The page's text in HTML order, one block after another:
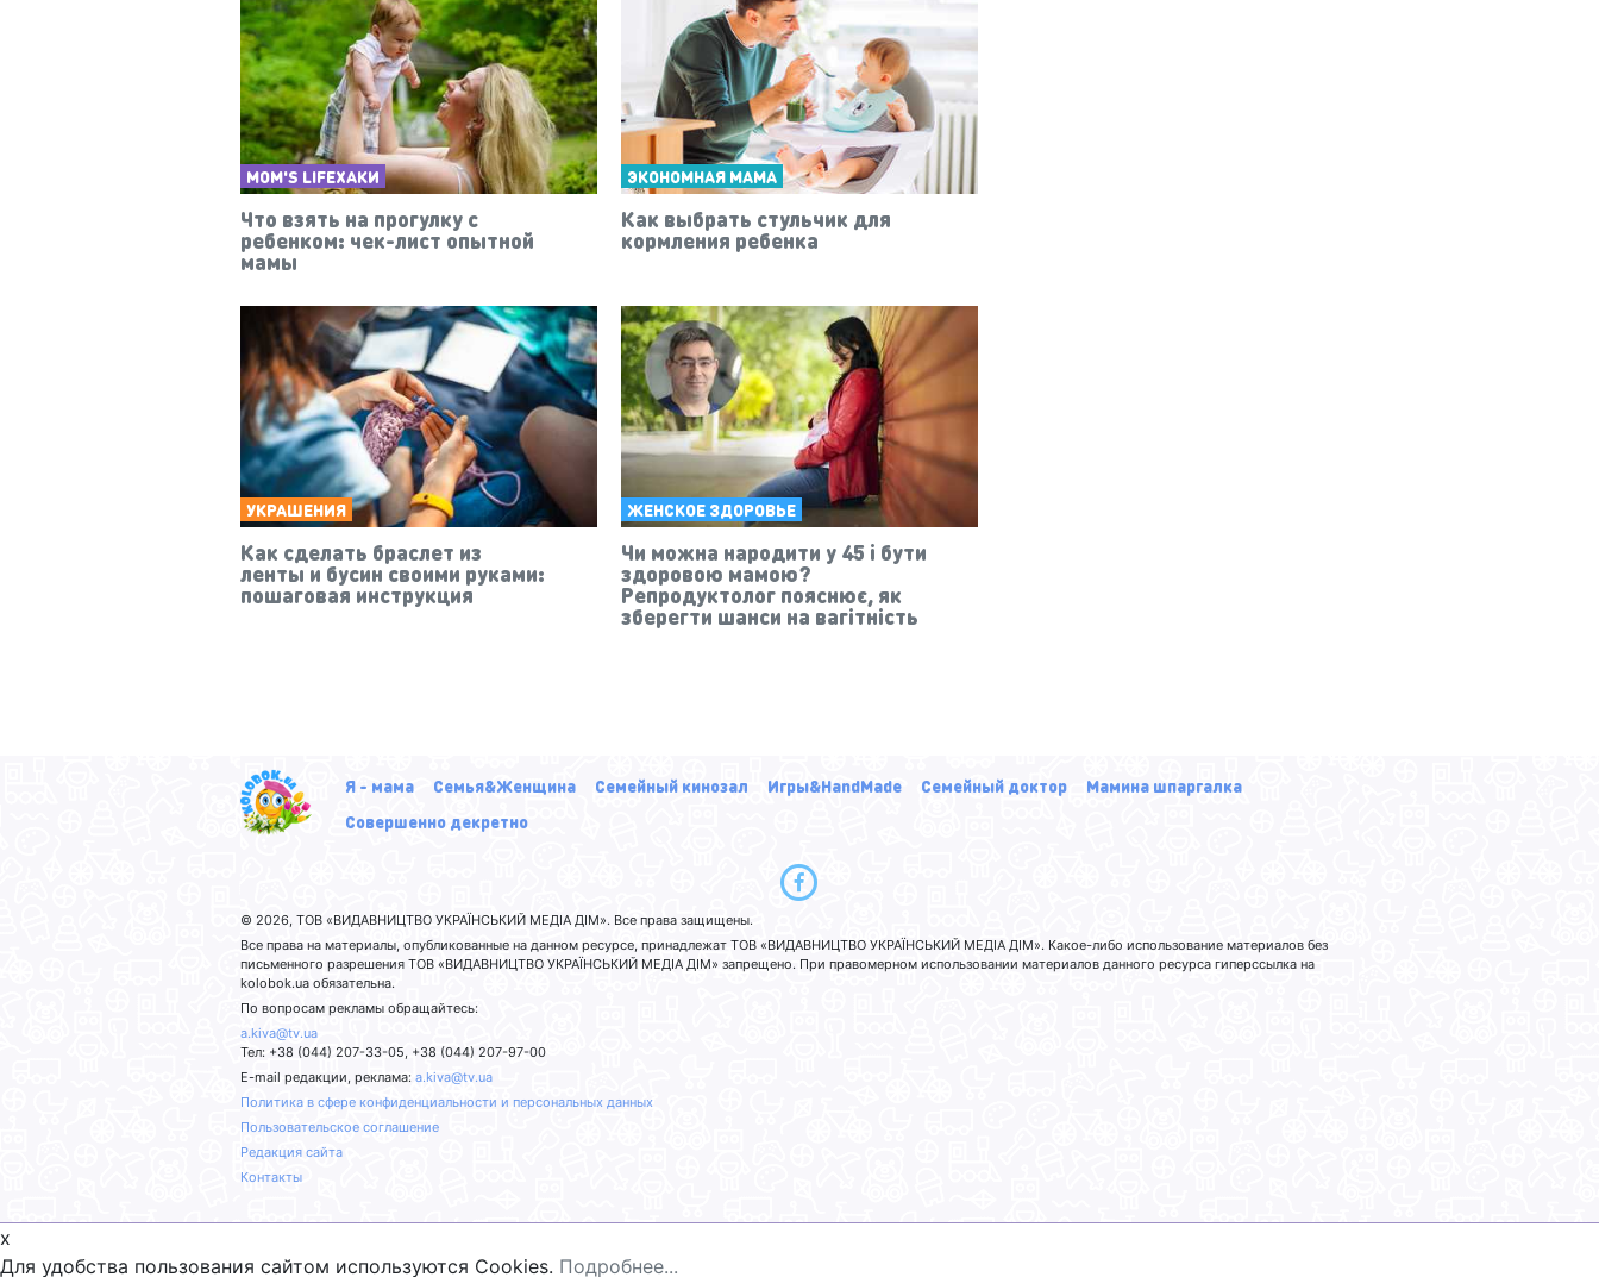
MOM'S LIFEХАКИ
Что взять на прогулку с
ребенком: чек-лист опытной
мамы
ЭКОНОМНАЯ МАМА
Как выбрать стульчик для
кормления ребенка
УКРАШЕНИЯ
Как сделать браслет из
ленты и бусин своими руками:
пошаговая инструкция
ЖЕНСКОЕ ЗДОРОВЬЕ
Чи можна народити у 45 і бути
здоровою мамою?
Репродуктолог пояснює, як
зберегти шанси на вагітність
Я - мама Семья&Женщина Семейный кинозал Игры&HandMade Семейный доктор
Мамина шпаргалка
Совершенно декретно
© 2026, ТОВ «ВИДАВНИЦТВО УКРАЇНСЬКИЙ МЕДІА ДІМ». Все права защищены.
Все права на материалы, опубликованные на данном ресурсе, принадлежат ТОВ «ВИДАВНИЦТВО УКРАЇНСЬКИЙ МЕДІА ДІМ». Какое-либо использование материалов без
письменного разрешения ТОВ «ВИДАВНИЦТВО УКРАЇНСЬКИЙ МЕДІА ДІМ» запрещено. При правомерном использовании материалов данного ресурса гиперссылка на
kolobok.ua обязательна.
По вопросам рекламы обращайтесь:
a.kiva@tv.ua
Тел: +38 (044) 207-33-05, +38 (044) 207-97-00
E-mail редакции, реклама: a.kiva@tv.ua
Политика в сфере конфиденциальности и персональных данных
Пользовательское соглашение
Редакция сайта
Контакты
x
Для удобства пользования сайтом используются Cookies. Подробнее...